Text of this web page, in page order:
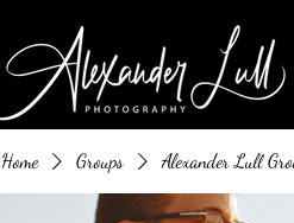
Home Groups Alexander Lull